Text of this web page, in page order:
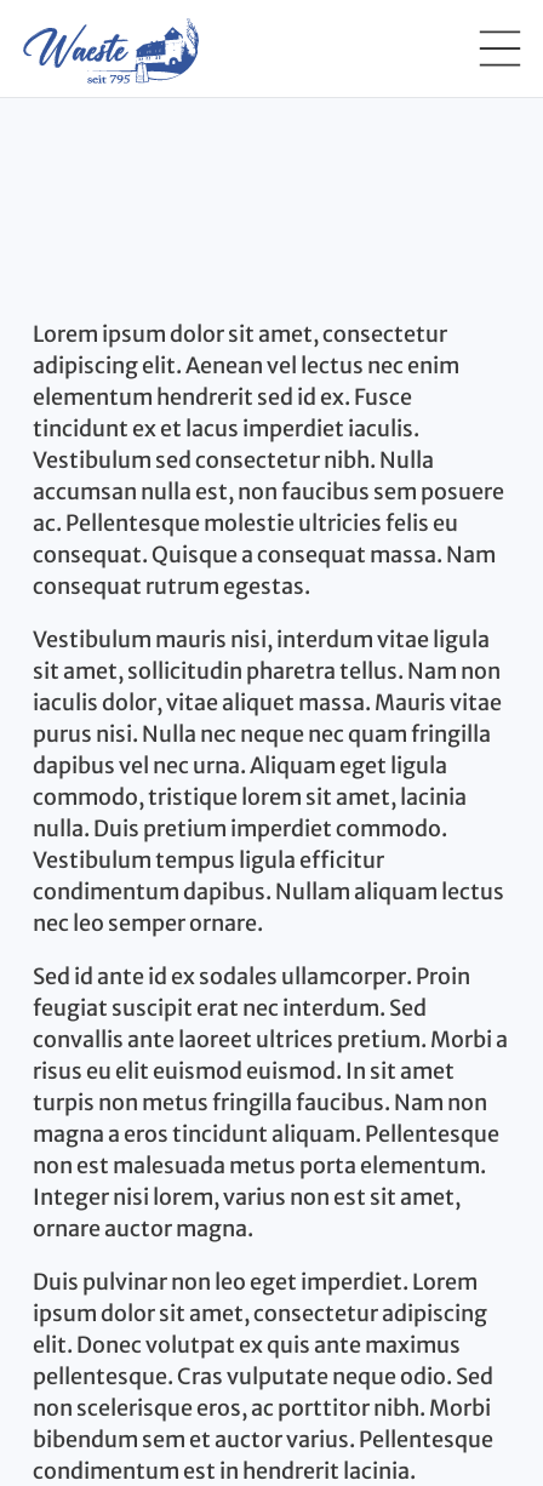
Lorem ipsum dolor sit amet, consectetur
adipiscing elit. Aenean vel lectus nec enim
elementum hendrerit sed id ex. Fusce
tincidunt ex et lacus imperdiet iaculis.
Vestibulum sed consectetur nibh. Nulla
accumsan nulla est, non faucibus sem posuere
ac. Pellentesque molestie ultricies felis eu
consequat. Quisque a consequat massa. Nam
consequat rutrum egestas.
Vestibulum mauris nisi, interdum vitae ligula
sit amet, sollicitudin pharetra tellus. Nam non
iaculis dolor, vitae aliquet massa. Mauris vitae
purus nisi. Nulla nec neque nec quam fringilla
dapibus vel nec urna. Aliquam eget ligula
commodo, tristique lorem sit amet, lacinia
nulla. Duis pretium imperdiet commodo.
Vestibulum tempus ligula efficitur
condimentum dapibus. Nullam aliquam lectus
nec leo semper ornare.
Sed id ante id ex sodales ullamcorper. Proin
feugiat suscipit erat nec interdum. Sed
convallis ante laoreet ultrices pretium. Morbi a
risus eu elit euismod euismod. In sit amet
turpis non metus fringilla faucibus. Nam non
magna a eros tincidunt aliquam. Pellentesque
non est malesuada metus porta elementum.
Integer nisi lorem, varius non est sit amet,
ornare auctor magna.
Duis pulvinar non leo eget imperdiet. Lorem
ipsum dolor sit amet, consectetur adipiscing
elit. Donec volutpat ex quis ante maximus
pellentesque. Cras vulputate neque odio. Sed
non scelerisque eros, ac porttitor nibh. Morbi
bibendum sem et auctor varius. Pellentesque
condimentum est in hendrerit lacinia.